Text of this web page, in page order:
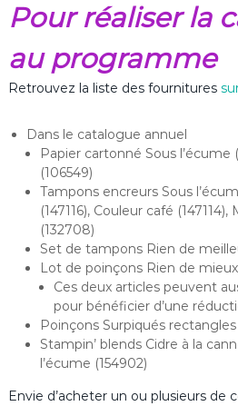
Pour réaliser la
au programme
Retrouvez la liste des fournitures
Dans le catalogue annuel
Papier cartonné Sous l’écume
(106549)
Tampons encreurs Sous
(147116), Couleur café
(132708)
Set de tampons Rien de
Lot de poinçons Rien de mieux
Ces deux articles peuvent
pour bénéficier d’une
Poinçons Surpiqués rectangles
Stampin’ blends Cidre à la
l’écume (154902)
Envie d’acheter un ou plusieurs de